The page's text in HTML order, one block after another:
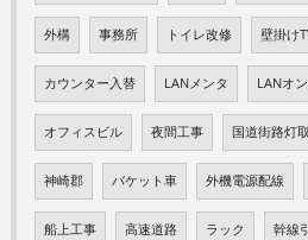
外構 事務所 トイレ改修 壁掛け
カウンター入替 LANメンタ LANオ
オフィスビル 夜間工事 国道街路灯
神崎郡 バケット車 外機電源配線
船上工事 高速道路 ラック 幹線